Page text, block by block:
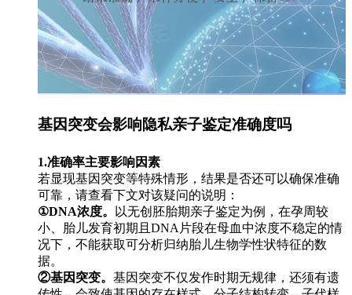
基因突变会影响隐私亲子鉴定准确度吗
1.准确率主要影响因素
若显现基因突变等特殊情形，结果是否还可以确保准确
可靠，请查看下文对该疑问的说明：
①DNA浓度。
以无创胚胎期亲子鉴定为例，在孕周较
小、胎儿发育初期且DNA片段在母血中浓度不稳定的情
况下，不能获取可分析归纳胎儿生物学性状特征的数
据。
②基因突变。 基因突变不仅发作时期无规律，还须有遗